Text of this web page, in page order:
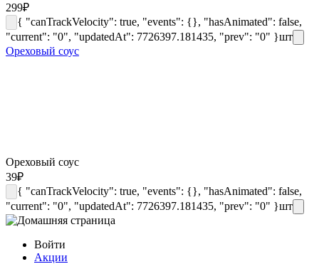
299₽
{ "canTrackVelocity": true, "events": {}, "hasAnimated": false,
"current": "0", "updatedAt": 7726397.181435, "prev": "0" }шт
Ореховый соус
Ореховый соус
39₽
{ "canTrackVelocity": true, "events": {}, "hasAnimated": false,
"current": "0", "updatedAt": 7726397.181435, "prev": "0" }шт
Войти
Акции